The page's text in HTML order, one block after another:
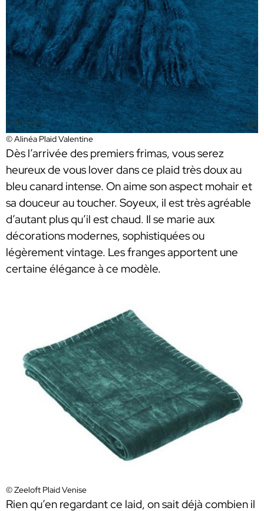
© Alinéa Plaid Valentine
Dès l’arrivée des premiers frimas, vous serez
heureux de vous lover dans ce plaid très doux au
bleu canard intense. On aime son aspect mohair et
sa douceur au toucher. Soyeux, il est très agréable
d’autant plus qu’il est chaud. Il se marie aux
décorations modernes, sophistiquées ou
légèrement vintage. Les franges apportent une
certaine élégance à ce modèle.
© Zeeloft Plaid Venise
Rien qu’en regardant ce laid, on sait déjà combien il